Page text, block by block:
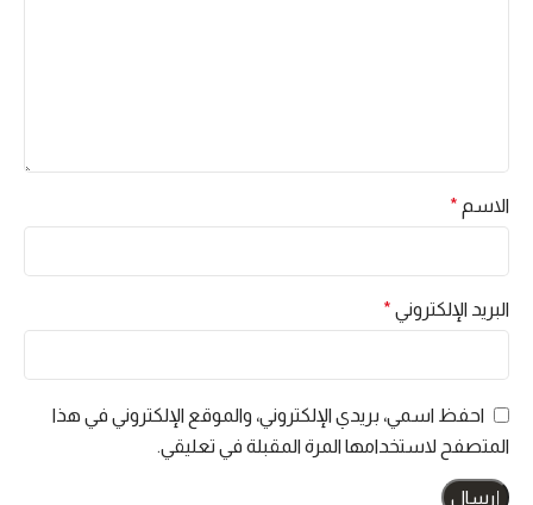
الاسم *
البريد الإلكتروني *
احفظ اسمي، بريدي الإلكتروني، والموقع الإلكتروني في هذا
المتصفح لاستخدامها المرة المقبلة في تعليقي.